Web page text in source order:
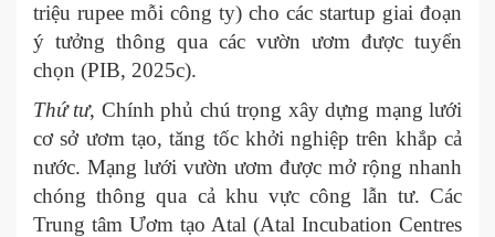
triệu rupee mỗi công ty) cho các startup giai đoạn
ý tưởng thông qua các vườn ươm được tuyển
chọn (PIB, 2025c).
Thứ tư, Chính phủ chú trọng xây dựng mạng lưới
cơ sở ươm tạo, tăng tốc khởi nghiệp trên khắp cả
nước. Mạng lưới vườn ươm được mở rộng nhanh
chóng thông qua cả khu vực công lẫn tư. Các
Trung tâm Ươm tạo Atal (Atal Incubation Centres